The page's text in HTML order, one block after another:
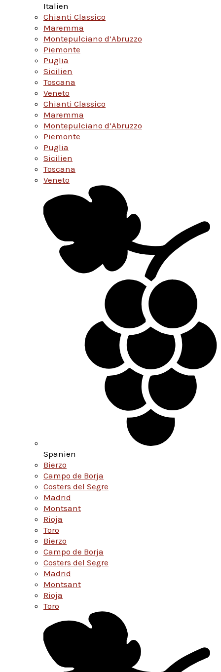
Italien
Chianti Classico
Maremma
Montepulciano d’Abruzzo
Piemonte
Puglia
Sicilien
Toscana
Veneto
Chianti Classico
Maremma
Montepulciano d’Abruzzo
Piemonte
Puglia
Sicilien
Toscana
Veneto
Spanien
Bierzo
Campo de Borja
Costers del Segre
Madrid
Montsant
Rioja
Toro
Bierzo
Campo de Borja
Costers del Segre
Madrid
Montsant
Rioja
Toro